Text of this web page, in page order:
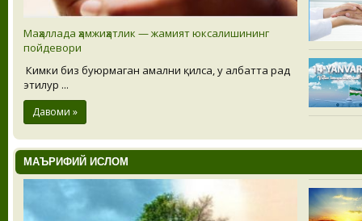
Маҳаллада ҳамжиҳатлик — жамият юксалишининг
пойдевори
Кимки биз буюрмаган амални қилса, у албатта рад
этилур ...
Давоми »
МАЪРИФИЙ ИСЛОМ